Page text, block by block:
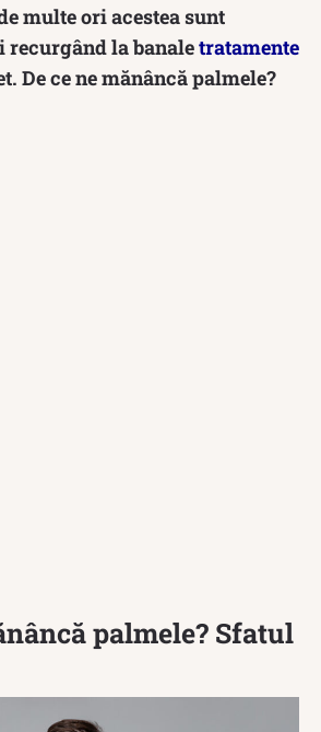
multe ori acestea sunt
recurgând la banaletratamente
De ce ne mănâncă palmele?
palmele? Sfatul